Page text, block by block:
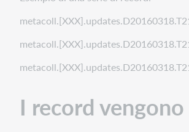
I record